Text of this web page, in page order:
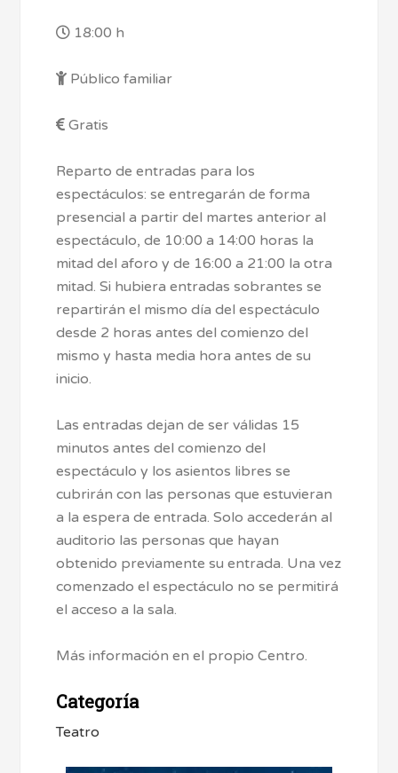
18:00 h
Público familiar
Gratis
Reparto de entradas para los
espectáculos: se entregarán de forma
presencial a partir del martes anterior al
espectáculo, de 10:00 a 14:00 horas la
mitad del aforo y de 16:00 a 21:00 la otra
mitad. Si hubiera entradas sobrantes se
repartirán el mismo día del espectáculo
desde 2 horas antes del comienzo del
mismo y hasta media hora antes de su
inicio.
Las entradas dejan de ser válidas 15
minutos antes del comienzo del
espectáculo y los asientos libres se
cubrirán con las personas que estuvieran
a la espera de entrada. Solo accederán al
auditorio las personas que hayan
obtenido previamente su entrada. Una vez
comenzado el espectáculo no se permitirá
el acceso a la sala.
Más información en el propio Centro.
Categoría
Teatro